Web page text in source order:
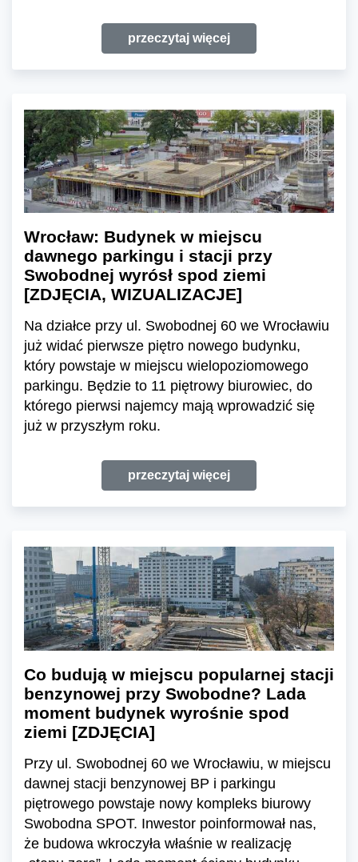
przeczytaj więcej
Wrocław: Budynek w miejscu
dawnego parkingu i stacji przy
Swobodnej wyrósł spod ziemi
[ZDJĘCIA, WIZUALIZACJE]
Na działce przy ul. Swobodnej 60 we Wrocławiu
już widać pierwsze piętro nowego budynku,
który powstaje w miejscu wielopoziomowego
parkingu. Będzie to 11 piętrowy biurowiec, do
którego pierwsi najemcy mają wprowadzić się
już w przyszłym roku.
przeczytaj więcej
Co budują w miejscu popularnej stacji
benzynowej przy Swobodne? Lada
moment budynek wyrośnie spod
ziemi [ZDJĘCIA]
Przy ul. Swobodnej 60 we Wrocławiu, w miejscu
dawnej stacji benzynowej BP i parkingu
piętrowego powstaje nowy kompleks biurowy
Swobodna SPOT. Inwestor poinformował nas,
że budowa wkroczyła właśnie w realizację